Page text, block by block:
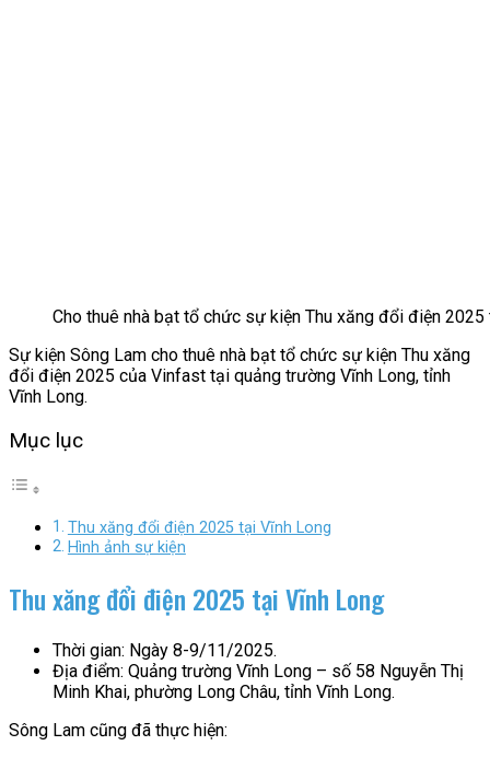
Cho thuê nhà bạt tổ chức sự kiện Thu xăng đổi điện 2025
Sự kiện Sông Lam cho thuê nhà bạt tổ chức sự kiện Thu xăng
đổi điện 2025 của Vinfast tại quảng trường Vĩnh Long, tỉnh
Vĩnh Long.
Mục lục
Thu xăng đổi điện 2025 tại Vĩnh Long
Hình ảnh sự kiện
Thu xăng đổi điện 2025 tại Vĩnh Long
Thời gian: Ngày 8-9/11/2025.
Địa điểm: Quảng trường Vĩnh Long – số 58 Nguyễn Thị
Minh Khai, phường Long Châu, tỉnh Vĩnh Long.
Sông Lam cũng đã thực hiện: